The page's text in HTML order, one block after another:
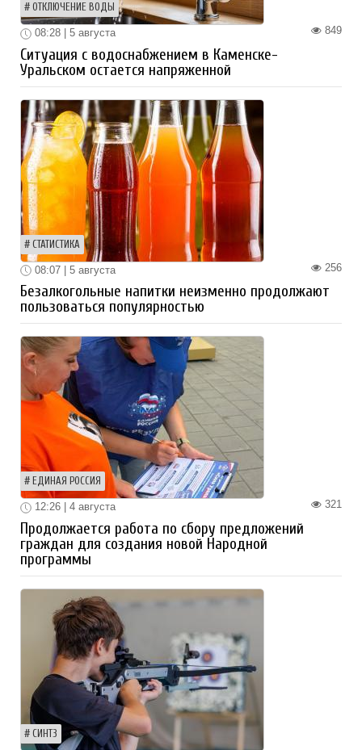
ОТКЛЮЧЕНИЕ ВОДЫ
849
08:28 | 5 августа
Ситуация с водоснабжением в Каменске-
Уральском остается напряженной
СТАТИСТИКА
256
08:07 | 5 августа
Безалкогольные напитки неизменно продолжают
пользоваться популярностью
ЕДИНАЯ РОССИЯ
321
12:26 | 4 августа
Продолжается работа по сбору предложений
граждан для создания новой Народной
программы
СИНТЗ